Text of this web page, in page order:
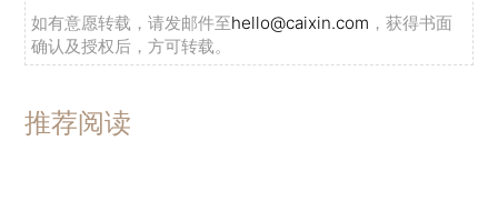
如有意愿转载，请发邮件至hello@caixin.com ，获得书面
确认及授权后，方可转载。
推荐阅读